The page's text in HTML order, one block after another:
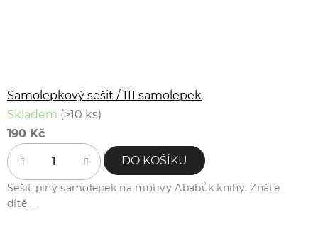
Samolepkový sešit / 111 samolepek
Skladem (>10 ks)
190 Kč
DO KOŠÍKU
Sešit plný samolepek na motivy Ababůk knihy. Znáte
dítě,...